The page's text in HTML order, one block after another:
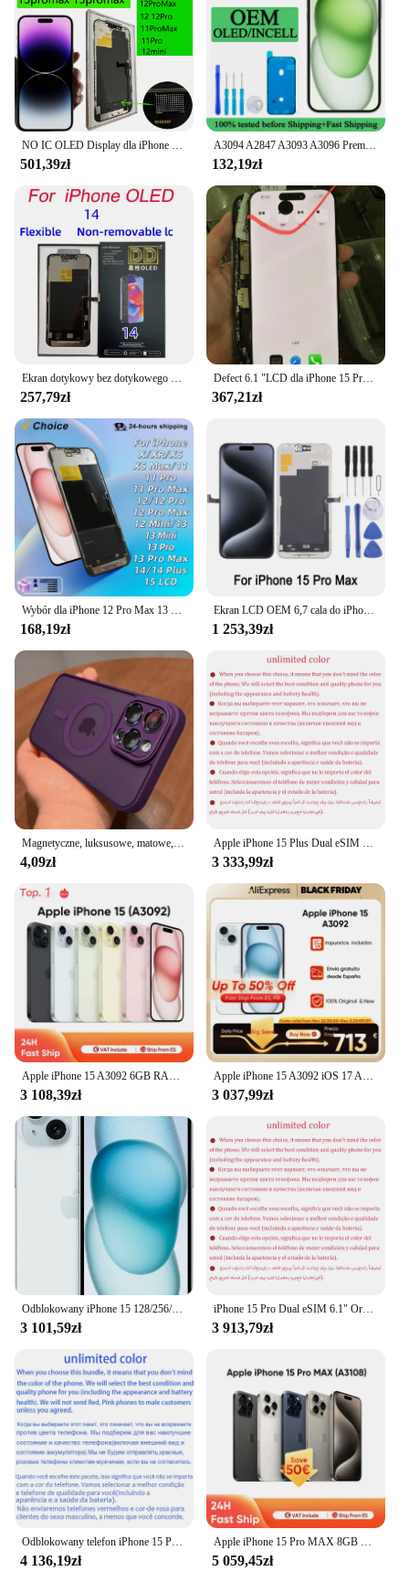
501,39zł
A3094 A2847 A3093 A3096 Premium Lcd dla IPhone 15 Plus Nowy wyświetlacz dotykowy z wymianą ekranu dotykowego 3D Wyświetlacz fabryczny
132,19zł
257,79zł
Defect 6.1 "LCD dla iPhone 15 Pro ekran dotykowy Lcd Digitizer zgromadzenie dla iPhone 15Pro A2848, A3101, A3102 wyświetlacz
367,21zł
Wybór dla iPhone 12 Pro Max 13 14 Plus 15 PRO wyświetlacz Digitzer OLED dla X XS 11 12 13 Pro MAX 12 Mini wyświetlacz 13 Mini LCD
168,19zł
Ekran LCD OEM 6,7 cala do iPhone'a 15 Pro Max, ekran dotykowy wyświetlacza telefonu z pełną częścią zamienną Digitizer
1 253,39zł
Magnetyczne, luksusowe, matowe, półprzezroczyste, odporne na wstrząsy etui do iPhone'a 16 15 14 13 12 11 Pro Max do bezprzewodowego ładowania Magsafe Cover
4,09zł
Apple iPhone 15 Plus Dual eSIM 6.7 "Oryginalny Super Retina OLED 128/256/512 GB ROM 6 GB RAM Face ID NFC A16 Oryginalny telefon komórkowy 5G
3 333,99zł
Apple iPhone 15 A3092 6GB RAM 128GB ROM iOS 17 6.1 ''Super Retina XDR zed wyświetlacz IP68 odporny na kurz/wodę Dual SIM
3 108,39zł
Apple iPhone 15 A3092 iOS 17 Apple A16 Bionic Chip Super Retina XDR zed wyświetlacz 48MP główny aparat IP68 wodoodporny
3 037,99zł
Odblokowany iPhone 15 128/256/512 GB ROM 6,1 'Oryginalny telefon komórkowy Super Retina OLED Dual-eSIM 6 GB RAM Face ID NFC A16 5G iPhone15
3 101,59zł
iPhone 15 Pro Dual eSIM 6.1" Oryginalny LTPO Super Retina XDR OLED 128/256/512GB/1TB 8GB Face ID NFC A17Pro 98% Nowy telefon komórkowy 5G
3 913,79zł
Odblokowany telefon iPhone 15 Pro 128/256/512GB 1TB ROM Dual eSIM 8GB RAM 6.1" Oryginalny telefon Super Retina OLED Face ID NFC A16 15Pro 5G
4 136,19zł
Apple iPhone 15 Pro MAX 8GB RAM 256GB ROM telefon Apple A17 Pro Bionic Chip 6.7 ''120Hz Super Retina XDR wyświetlacz NFC CN wersja
5 059,45zł